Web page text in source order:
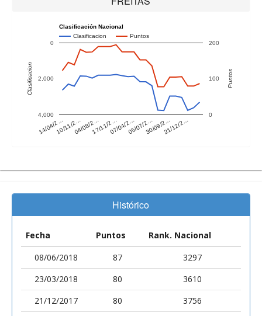
Clasificación Nacional
Clasificacion
Puntos
14/04/2…10/11/2…04/08/2…17/11/2…07/04/2…05/07/2…30/09/2…21/12/2…
0
2,000
4,000 0
100
200
Clasificacion Puntos
Histórico
Fecha Puntos
Rank. Nacional
08/06/2018
87
3297
23/03/2018
80
3610
21/12/2017
80
3756